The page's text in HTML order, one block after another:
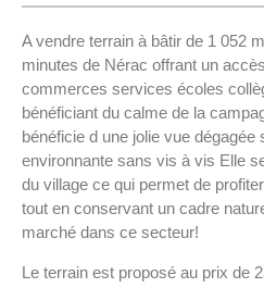
A vendre terrain à bâtir de 1 052
minutes de Nérac offrant un
commerces services écoles
bénéficiant du calme de la
bénéficie d une jolie vue dégagée
environnante sans vis à vis Elle
du village ce qui permet de
tout en conservant un cadre
marché dans ce secteur!
Le terrain est proposé au prix de